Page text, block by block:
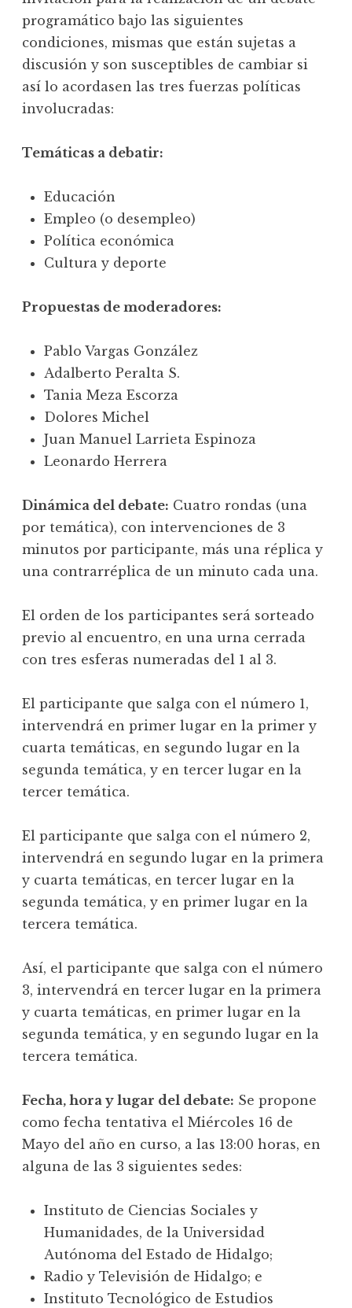
programático bajo las siguientes
condiciones, mismas que están sujetas a
discusión y son susceptibles de cambiar si
así lo acordasen las tres fuerzas políticas
involucradas:
Temáticas a debatir:
Educación
Empleo (o desempleo)
Política económica
Cultura y deporte
Propuestas de moderadores:
Pablo Vargas González
Adalberto Peralta S.
Tania Meza Escorza
Dolores Michel
Juan Manuel Larrieta Espinoza
Leonardo Herrera
Dinámica del debate: Cuatro rondas (una
por temática), con intervenciones de 3
minutos por participante, más una réplica y
una contrarréplica de un minuto cada una.
El orden de los participantes será sorteado
previo al encuentro, en una urna cerrada
con tres esferas numeradas del 1 al 3.
El participante que salga con el número 1,
intervendrá en primer lugar en la primer y
cuarta temáticas, en segundo lugar en la
segunda temática, y en tercer lugar en la
tercer temática.
El participante que salga con el número 2,
intervendrá en segundo lugar en la primera
y cuarta temáticas, en tercer lugar en la
segunda temática, y en primer lugar en la
tercera temática.
Así, el participante que salga con el número
3, intervendrá en tercer lugar en la primera
y cuarta temáticas, en primer lugar en la
segunda temática, y en segundo lugar en la
tercera temática.
Fecha, hora y lugar del debate: Se propone
como fecha tentativa el Miércoles 16 de
Mayo del año en curso, a las 13:00 horas, en
alguna de las 3 siguientes sedes:
Instituto de Ciencias Sociales y
Humanidades, de la Universidad
Autónoma del Estado de Hidalgo;
Radio y Televisión de Hidalgo; e
Instituto Tecnológico de Estudios